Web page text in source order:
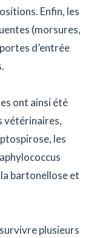
Enfin, les
(morsures,
d’entrée
ont ainsi été
vétérinaires,
les
bartonellose et
plusieurs